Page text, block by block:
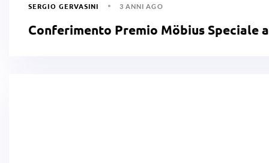
SERGIO GERVASINI 3 ANNI AGO
Conferimento Premio Möbius Speciale